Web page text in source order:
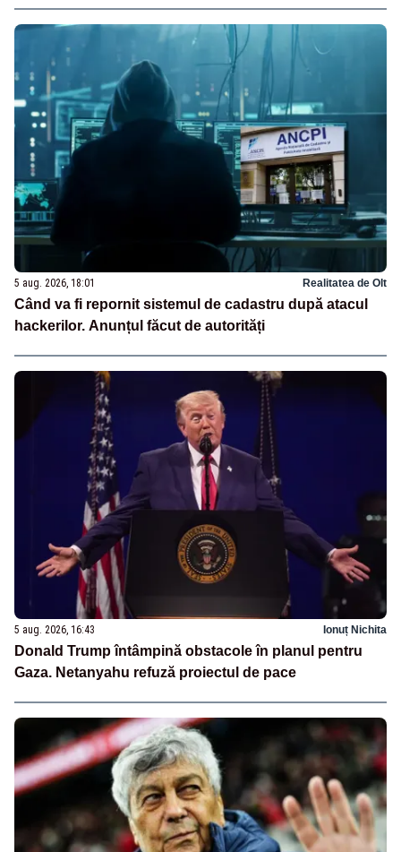
5 aug. 2026, 18:01 Realitatea de Olt
Când va fi repornit sistemul de cadastru după atacul
hackerilor. Anunțul făcut de autorități
5 aug. 2026, 16:43 Ionuț Nichita
Donald Trump întâmpină obstacole în planul pentru
Gaza. Netanyahu refuză proiectul de pace